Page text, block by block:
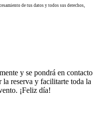
de tus datos y todos sus derechos,
y se pondrá en contacto
reserva y facilitarte toda la
¡Feliz día!